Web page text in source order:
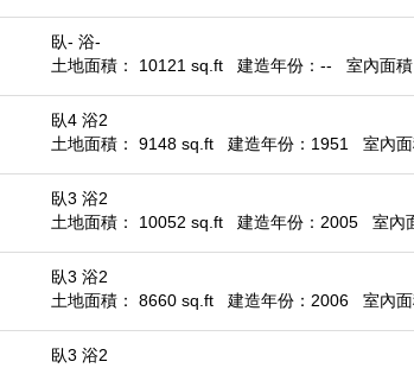
臥- 浴-
土地面積： 10121 sq.ft
建造年份：-- 室內面
臥4 浴2
土地面積： 9148 sq.ft
建造年份：1951 室內
臥3 浴2
土地面積： 10052 sq.ft
建造年份：2005 室內
臥3 浴2
土地面積： 8660 sq.ft
建造年份：2006 室內
臥3 浴2